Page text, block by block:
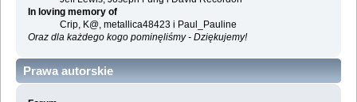
In loving memory of
Crip, K@, metallica48423 i Paul_Pauline
Oraz dla każdego kogo pominęliśmy - Dziękujemy!
Prawa autorskie